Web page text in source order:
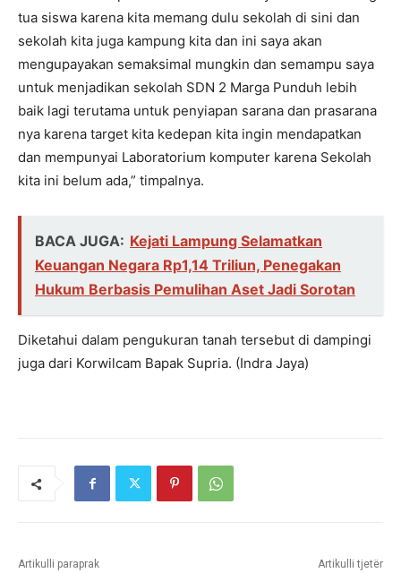
tua siswa karena kita memang dulu sekolah di sini dan
sekolah kita juga kampung kita dan ini saya akan
mengupayakan semaksimal mungkin dan semampu saya
untuk menjadikan sekolah SDN 2 Marga Punduh lebih
baik lagi terutama untuk penyiapan sarana dan prasarana
nya karena target kita kedepan kita ingin mendapatkan
dan mempunyai Laboratorium komputer karena Sekolah
kita ini belum ada,” timpalnya.
BACA JUGA: Kejati Lampung Selamatkan
Keuangan Negara Rp1,14 Triliun, Penegakan
Hukum Berbasis Pemulihan Aset Jadi Sorotan
Diketahui dalam pengukuran tanah tersebut di dampingi
juga dari Korwilcam Bapak Supria. (Indra Jaya)
Artikulli paraprak Artikulli tjetër